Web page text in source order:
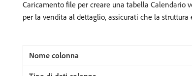
Caricamento file per creare una tabella Calendario
per la vendita al dettaglio, assicurati che la